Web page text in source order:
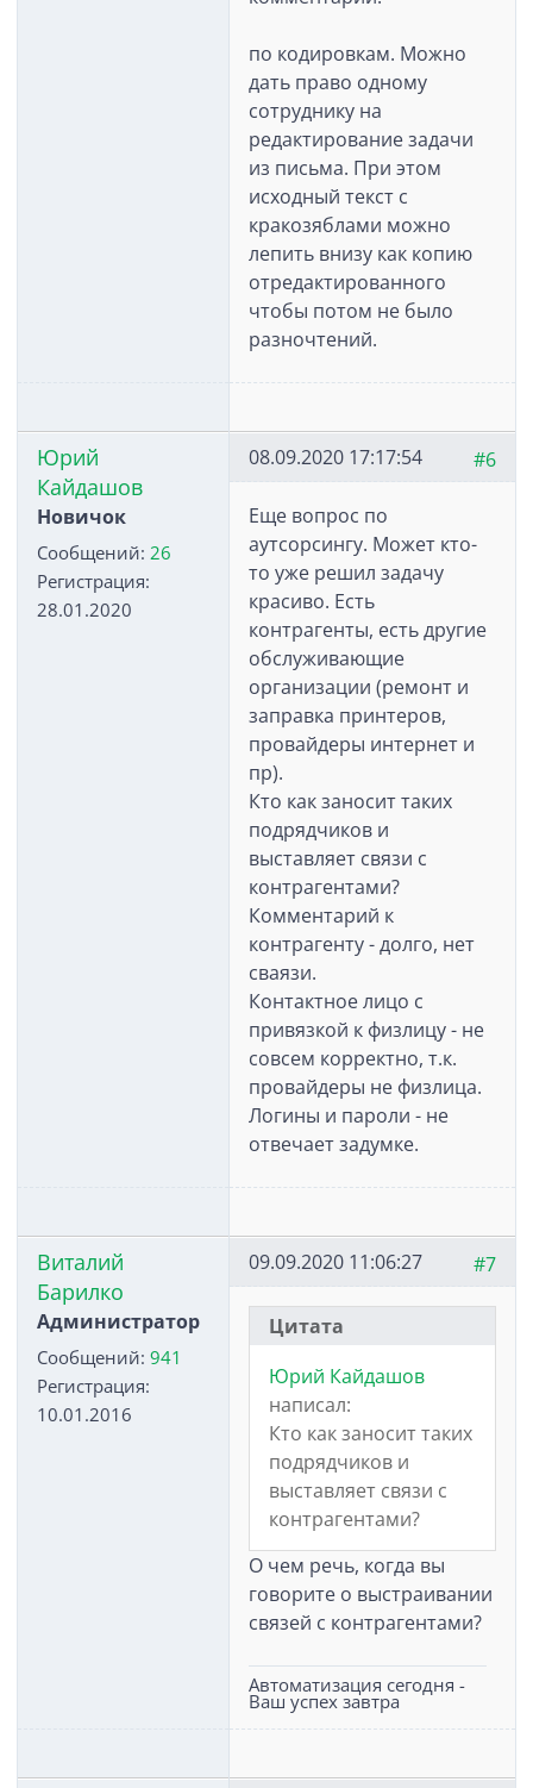
по кодировкам. Можно
дать право одному
сотруднику на
редактирование задачи
из письма. При этом
исходный текст с
кракозяблами можно
лепить внизу как копию
отредактированного
чтобы потом не было
разночтений.
Юрий
Кайдашов
Новичок
Сообщений: 26
Регистрация:
28.01.2020
#6
08.09.2020 17:17:54
Еще вопрос по
аутсорсингу. Может кто-
то уже решил задачу
красиво. Есть
контрагенты, есть другие
обслуживающие
организации (ремонт и
заправка принтеров,
провайдеры интернет и
пр).
Кто как заносит таких
подрядчиков и
выставляет связи с
контрагентами?
Комментарий к
контрагенту - долго, нет
сваязи.
Контактное лицо с
привязкой к физлицу - не
совсем корректно, т.к.
провайдеры не физлица.
Логины и пароли - не
отвечает задумке.
Виталий
Барилко
Администратор
Сообщений: 941
Регистрация:
10.01.2016
#7
09.09.2020 11:06:27
Цитата
Юрий Кайдашов
написал:
Кто как заносит таких
подрядчиков и
выставляет связи с
контрагентами?
О чем речь, когда вы
говорите о выстраивании
связей с контрагентами?
Автоматизация сегодня -
Ваш успех завтра